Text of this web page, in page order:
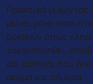
Πρακτικά
μείνει μόνο όσοι
βρεθούν όπως
τακτοποιηθεί,
και κάποιοι που
ακόμα και σήμερα…